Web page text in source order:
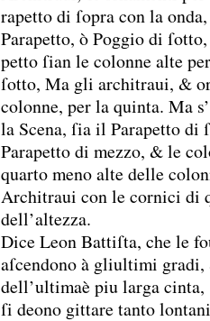
rapetto di ſopra con la
Parapetto, ò Poggio di
petto ſian le colonne alte
ſotto, Ma gli architraui, &
colonne, per la quinta. Ma
la Scena, ſia il Parapetto di
Parapetto di mezzo, &le
quarto meno alte delle
Architraui con le cornici di
dell’altezza.
Dice Leon Battiſta, che le
aſcendono à gliultimi
dell’ultimaè piu larga cinta,
ſi deono gittare tanto